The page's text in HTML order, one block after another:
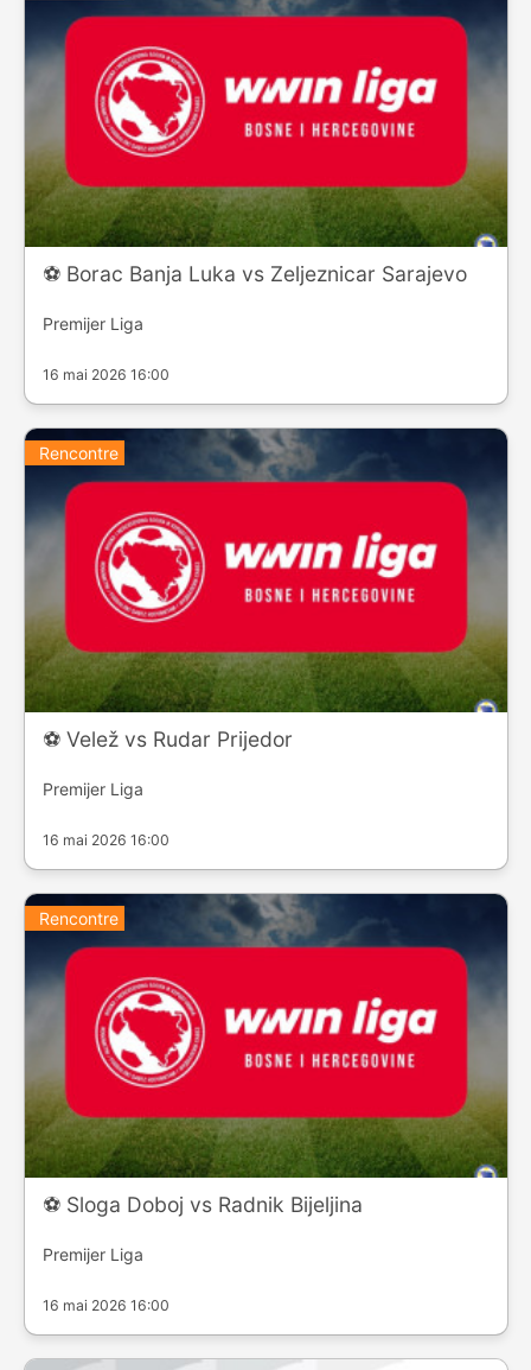
⚽️ Borac Banja Luka vs Zeljeznicar Sarajevo
Premijer Liga
16 mai 2026 16:00
Rencontre
⚽️ Velež vs Rudar Prijedor
Premijer Liga
16 mai 2026 16:00
Rencontre
⚽️ Sloga Doboj vs Radnik Bijeljina
Premijer Liga
16 mai 2026 16:00